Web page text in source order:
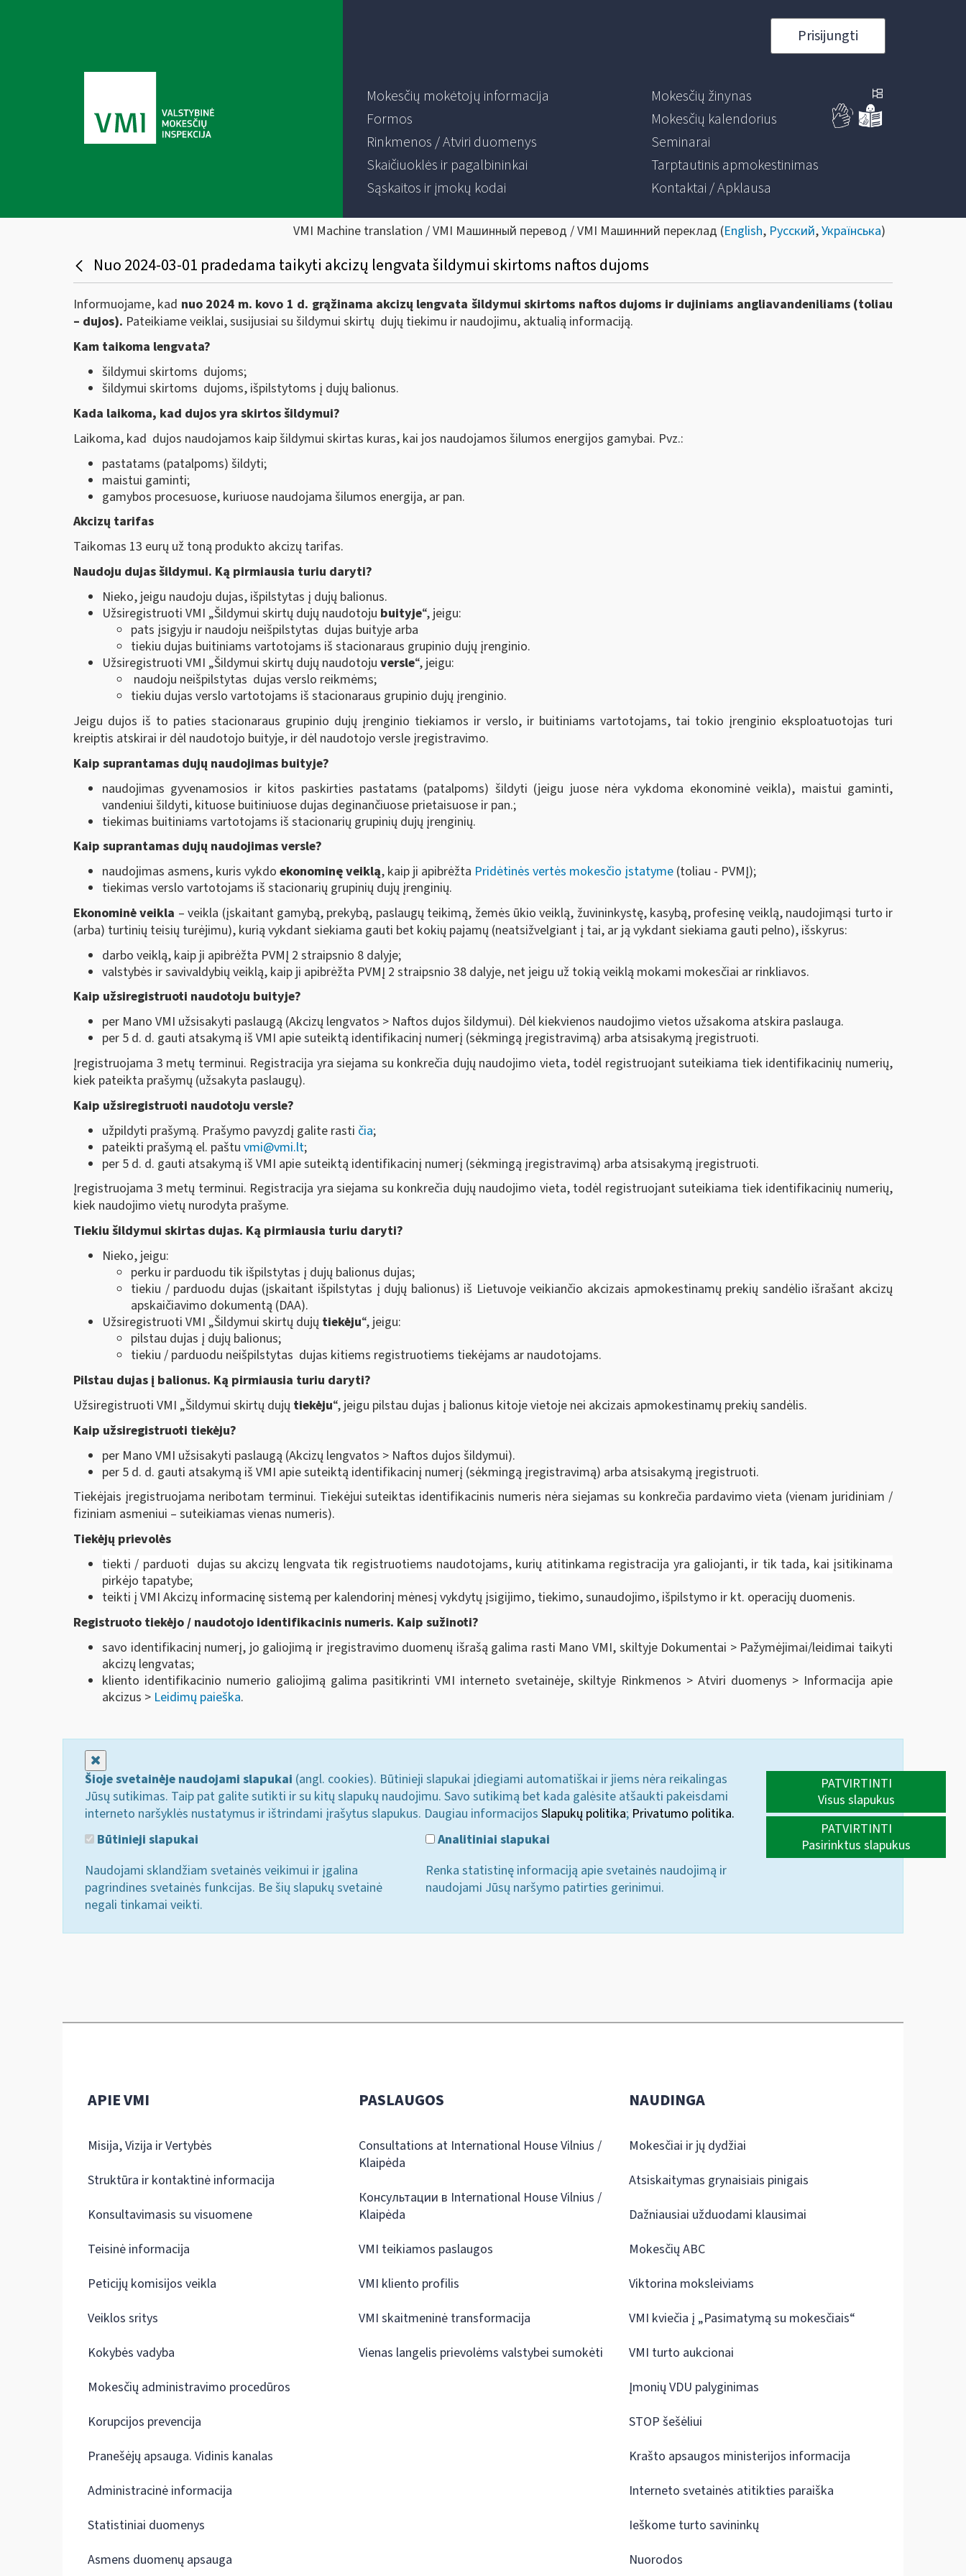
Prisijungti
Mokesčių mokėtojų informacija
Formos
Rinkmenos / Atviri duomenys
Skaičiuoklės ir pagalbininkai
Sąskaitos ir įmokų kodai
Mokesčių žinynas
Mokesčių kalendorius
Seminarai
Tarptautinis apmokestinimas
Kontaktai / Apklausa
VMI Machine translation / VMI Машинный перевод / VMI Машинний переклад (English, Русский,Українська)
Nuo 2024-03-01 pradedama taikyti akcizų lengvata šildymui skirtoms naftos dujoms
Informuojame, kad nuo 2024 m. kovo 1 d. grąžinama akcizų lengvata šildymui skirtoms naftos dujoms ir dujiniams angliavandeniliams (toliau
– dujos). Pateikiame veiklai, susijusiai su šildymui skirtų dujų tiekimu ir naudojimu, aktualią informaciją.
Kam taikoma lengvata?
šildymui skirtoms dujoms;
šildymui skirtoms dujoms, išpilstytoms į dujų balionus.
Kada laikoma, kad dujos yra skirtos šildymui?
Laikoma, kad dujos naudojamos kaip šildymui skirtas kuras, kai jos naudojamos šilumos energijos gamybai. Pvz.:
pastatams (patalpoms) šildyti;
maistui gaminti;
gamybos procesuose, kuriuose naudojama šilumos energija, ar pan.
Akcizų tarifas
Taikomas 13 eurų už toną produkto akcizų tarifas.
Naudoju dujas šildymui. Ką pirmiausia turiu daryti?
Nieko, jeigu naudoju dujas, išpilstytas į dujų balionus.
Užsiregistruoti VMI „Šildymui skirtų dujų naudotoju buityje“, jeigu:
pats įsigyju ir naudoju neišpilstytas dujas buityje arba
tiekiu dujas buitiniams vartotojams iš stacionaraus grupinio dujų įrenginio.
Užsiregistruoti VMI „Šildymui skirtų dujų naudotoju versle“, jeigu:
naudoju neišpilstytas dujas verslo reikmėms;
tiekiu dujas verslo vartotojams iš stacionaraus grupinio dujų įrenginio.
Jeigu dujos iš to paties stacionaraus grupinio dujų įrenginio tiekiamos ir verslo, ir buitiniams vartotojams, tai tokio įrenginio eksploatuotojas turi
kreiptis atskirai ir dėl naudotojo buityje, ir dėl naudotojo versle įregistravimo.
Kaip suprantamas dujų naudojimas buityje?
naudojimas gyvenamosios ir kitos paskirties pastatams (patalpoms) šildyti (jeigu juose nėra vykdoma ekonominė veikla), maistui gaminti,
vandeniui šildyti, kituose buitiniuose dujas deginančiuose prietaisuose ir pan.;
tiekimas buitiniams vartotojams iš stacionarių grupinių dujų įrenginių.
Kaip suprantamas dujų naudojimas versle?
naudojimas asmens, kuris vykdo ekonominę veiklą, kaip ji apibrėžta Pridėtinės vertės mokesčio įstatyme (toliau - PVMĮ);
tiekimas verslo vartotojams iš stacionarių grupinių dujų įrenginių.
Ekonominė veikla – veikla (įskaitant gamybą, prekybą, paslaugų teikimą, žemės ūkio veiklą, žuvininkystę, kasybą, profesinę veiklą, naudojimąsi turto ir
(arba) turtinių teisių turėjimu), kurią vykdant siekiama gauti bet kokių pajamų (neatsižvelgiant į tai, ar ją vykdant siekiama gauti pelno), išskyrus:
darbo veiklą, kaip ji apibrėžta PVMĮ 2 straipsnio 8 dalyje;
valstybės ir savivaldybių veiklą, kaip ji apibrėžta PVMĮ 2 straipsnio 38 dalyje, net jeigu už tokią veiklą mokami mokesčiai ar rinkliavos.
Kaip užsiregistruoti naudotoju buityje?
per Mano VMI užsisakyti paslaugą (Akcizų lengvatos > Naftos dujos šildymui). Dėl kiekvienos naudojimo vietos užsakoma atskira paslauga.
per 5 d. d. gauti atsakymą iš VMI apie suteiktą identifikacinį numerį (sėkmingą įregistravimą) arba atsisakymą įregistruoti.
Įregistruojama 3 metų terminui. Registracija yra siejama su konkrečia dujų naudojimo vieta, todėl registruojant suteikiama tiek identifikacinių numerių,
kiek pateikta prašymų (užsakyta paslaugų).
Kaip užsiregistruoti naudotoju versle?
užpildyti prašymą. Prašymo pavyzdį galite rasti čia;
pateikti prašymą el. paštu vmi@vmi.lt;
per 5 d. d. gauti atsakymą iš VMI apie suteiktą identifikacinį numerį (sėkmingą įregistravimą) arba atsisakymą įregistruoti.
Įregistruojama 3 metų terminui. Registracija yra siejama su konkrečia dujų naudojimo vieta, todėl registruojant suteikiama tiek identifikacinių numerių,
kiek naudojimo vietų nurodyta prašyme.
Tiekiu šildymui skirtas dujas. Ką pirmiausia turiu daryti?
Nieko, jeigu:
perku ir parduodu tik išpilstytas į dujų balionus dujas;
tiekiu / parduodu dujas (įskaitant išpilstytas į dujų balionus) iš Lietuvoje veikiančio akcizais apmokestinamų prekių sandėlio išrašant akcizų
apskaičiavimo dokumentą (DAA).
Užsiregistruoti VMI „Šildymui skirtų dujų tiekėju“, jeigu:
pilstau dujas į dujų balionus;
tiekiu / parduodu neišpilstytas dujas kitiems registruotiems tiekėjams ar naudotojams.
Pilstau dujas į balionus. Ką pirmiausia turiu daryti?
Užsiregistruoti VMI „Šildymui skirtų dujų tiekėju“, jeigu pilstau dujas į balionus kitoje vietoje nei akcizais apmokestinamų prekių sandėlis.
Kaip užsiregistruoti tiekėju?
per Mano VMI užsisakyti paslaugą (Akcizų lengvatos > Naftos dujos šildymui).
per 5 d. d. gauti atsakymą iš VMI apie suteiktą identifikacinį numerį (sėkmingą įregistravimą) arba atsisakymą įregistruoti.
Tiekėjais įregistruojama neribotam terminui. Tiekėjui suteiktas identifikacinis numeris nėra siejamas su konkrečia pardavimo vieta (vienam juridiniam /
fiziniam asmeniui – suteikiamas vienas numeris).
Tiekėjų prievolės
tiekti / parduoti dujas su akcizų lengvata tik registruotiems naudotojams, kurių atitinkama registracija yra galiojanti, ir tik tada, kai įsitikinama
pirkėjo tapatybe;
teikti į VMI Akcizų informacinę sistemą per kalendorinį mėnesį vykdytų įsigijimo, tiekimo, sunaudojimo, išpilstymo ir kt. operacijų duomenis.
Registruoto tiekėjo / naudotojo identifikacinis numeris. Kaip sužinoti?
savo identifikacinį numerį, jo galiojimą ir įregistravimo duomenų išrašą galima rasti Mano VMI, skiltyje Dokumentai > Pažymėjimai/leidimai taikyti
akcizų lengvatas;
kliento identifikacinio numerio galiojimą galima pasitikrinti VMI interneto svetainėje, skiltyje Rinkmenos > Atviri duomenys > Informacija apie
akcizus > Leidimų paieška.
Šioje svetainėje naudojami slapukai (angl. cookies). Būtinieji slapukai įdiegiami automatiškai ir jiems nėra reikalingas
Jūsų sutikimas. Taip pat galite sutikti ir su kitų slapukų naudojimu. Savo sutikimą bet kada galėsite atšaukti pakeisdami
interneto naršyklės nustatymus ir ištrindami įrašytus slapukus. Daugiau informacijos Slapukų politika; Privatumo politika.
Būtinieji slapukai
Naudojami sklandžiam svetainės veikimui ir įgalina
pagrindines svetainės funkcijas. Be šių slapukų svetainė
negali tinkamai veikti.
Analitiniai slapukai
Renka statistinę informaciją apie svetainės naudojimą ir
naudojami Jūsų naršymo patirties gerinimui.
PATVIRTINTI
Visus slapukus
PATVIRTINTI
Pasirinktus slapukus
APIE VMI
Misija, Vizija ir Vertybės
Struktūra ir kontaktinė informacija
Konsultavimasis su visuomene
Teisinė informacija
Peticijų komisijos veikla
Veiklos sritys
Kokybės vadyba
Mokesčių administravimo procedūros
Korupcijos prevencija
Pranešėjų apsauga. Vidinis kanalas
Administracinė informacija
Statistiniai duomenys
Asmens duomenų apsauga
PASLAUGOS
Consultations at International House Vilnius /
Klaipėda
Консультации в International House Vilnius /
Klaipėda
VMI teikiamos paslaugos
VMI kliento profilis
VMI skaitmeninė transformacija
Vienas langelis prievolėms valstybei sumokėti
NAUDINGA
Mokesčiai ir jų dydžiai
Atsiskaitymas grynaisiais pinigais
Dažniausiai užduodami klausimai
Mokesčių ABC
Viktorina moksleiviams
VMI kviečia į „Pasimatymą su mokesčiais“
VMI turto aukcionai
Įmonių VDU palyginimas
STOP šešėliui
Krašto apsaugos ministerijos informacija
Interneto svetainės atitikties paraiška
Ieškome turto savininkų
Nuorodos